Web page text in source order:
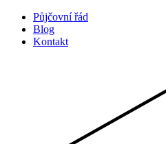
Půjčovní řád
Blog
Kontakt